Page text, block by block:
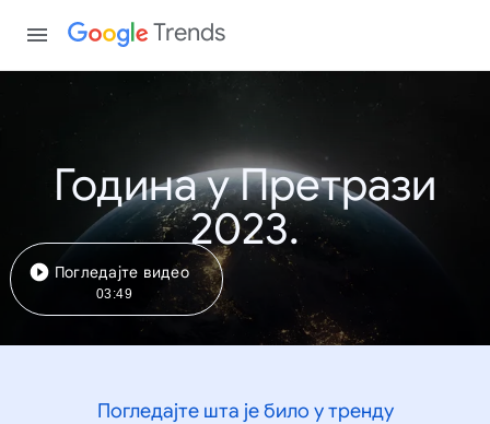
Trends
Година у Претрази
2023.
Погледајте видео
03:49
Погледајте шта је било у тренду